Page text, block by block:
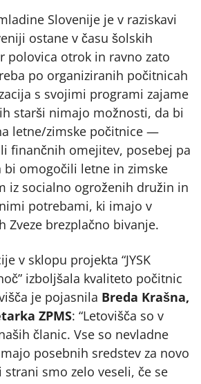
Slovenije je v raziskavi
ostane v času šolskih
polovica otrok in ravno zato
po organiziranih počitnicah
s svojimi programi zajame
starši nimajo možnosti, da bi
letne/zimske počitnice —
finančnih omejitev, posebej pa
bi omogočili letne in zimske
iz socialno ogroženih družin in
potrebami, ki imajo v
Zveze brezplačno bivanje.
v sklopu projekta “JYSK
izboljšala kvaliteto počitnic
je pojasnila Breda Krašna,
ZPMS: “Letovišča so v
članic. Vse so nevladne
posebnih sredstev za novo
smo zelo veseli, če se